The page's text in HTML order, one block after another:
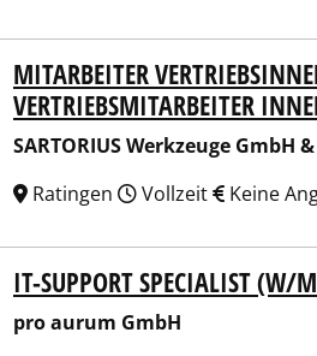
GmbH & Co. KG
MITARBEITER
VERTRIEBSMITARBEITER
SARTORIUS Werkzeuge GmbH
Ratingen
Vollzeit Keine
IT-SUPPORT SPECIALIST (W/
pro aurum GmbH